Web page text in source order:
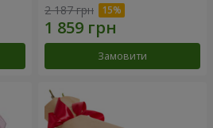
2 187 грн
Замовити